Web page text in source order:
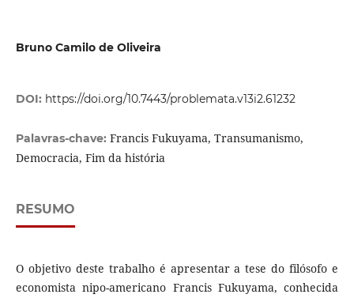
Bruno Camilo de Oliveira
DOI: https://doi.org/10.7443/problemata.v13i2.61232
Palavras-chave: Francis Fukuyama, Transumanismo,
Democracia, Fim da história
RESUMO
O objetivo deste trabalho é apresentar a tese do filósofo e
economista nipo-americano Francis Fukuyama, conhecida